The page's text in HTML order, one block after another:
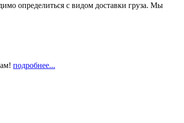
определиться с видом доставки груза. Мы
подробнее...